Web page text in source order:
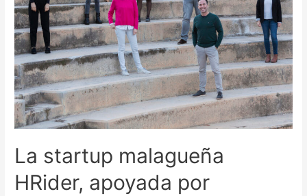
La startup malagueña
HRider, apoyada por